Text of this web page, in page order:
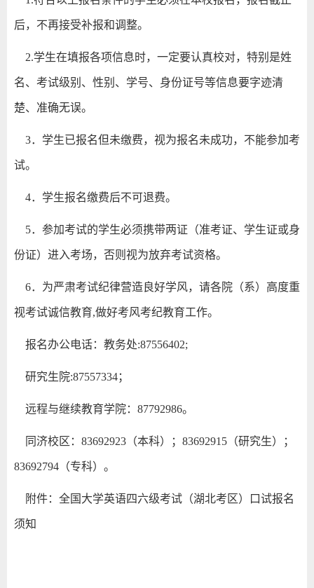
后，不再接受补报和调整。
2.学生在填报各项信息时，一定要认真校对，特别是姓
名、考试级别、性别、学号、身份证号等信息要字迹清
楚、准确无误。
3．学生已报名但未缴费，视为报名未成功，不能参加考
试。
4．学生报名缴费后不可退费。
5．参加考试的学生必须携带两证（准考证、学生证或身
份证）进入考场，否则视为放弃考试资格。
6．为严肃考试纪律营造良好学风，请各院（系）高度重
视考试诚信教育,做好考风考纪教育工作。
报名办公电话：教务处:87556402;
研究生院:87557334；
远程与继续教育学院：87792986。
同济校区：83692923（本科）； 83692915（研究生）；
83692794（专科）。
附件：全国大学英语四六级考试（湖北考区）口试报名
须知